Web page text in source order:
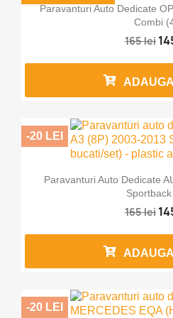
Paravanturi Auto Dedicate
Combi
165 lei
Paravanturi Auto Dedicate
Sportback
165 lei
-20 LEI
-20 LEI